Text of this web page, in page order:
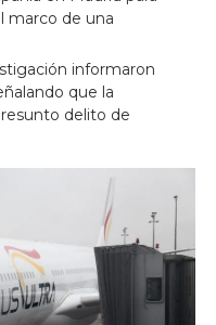
marco de una
informaron
que la
delito de